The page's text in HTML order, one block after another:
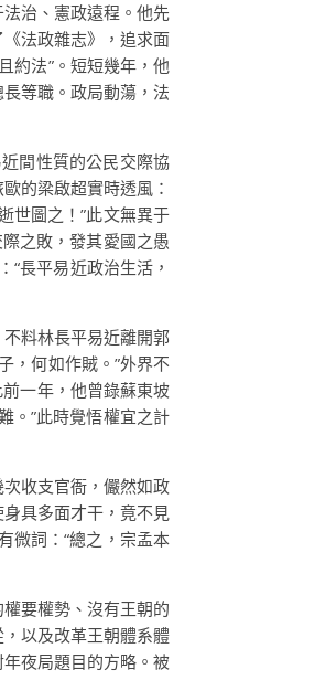
治、憲政遠程。他先
法政雜志》，追求面
約法”。短短幾年，他
等職。政局動蕩，法
間性質的公民交際協
的梁啟超實時透風：
世圖之！”此文無異于
之敗，發其愛國之愚
長平易近政治生活，
料林長平易近離開郭
，何如作賊。”外界不
一年，他曾錄蘇東坡
。”此時覺悟權宜之計
收支官衙，儼然如政
具多面才干，竟不見
微詞：“總之，宗孟本
要權勢、沒有王朝的
以及改革王朝體系體
夜局題目的方略。被